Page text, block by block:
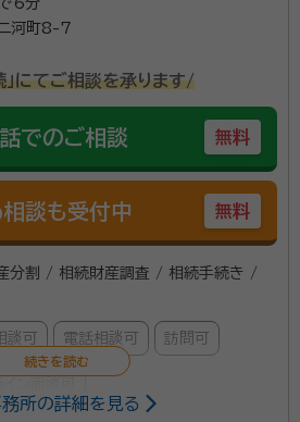
6分
河町8-7
」にてご相談を承ります/
でのご相談 無料
談も受付中 無料
分割 / 相続財産調査 / 相続手続き /
談可 電話相談可 訪問可
務所の詳細を見る